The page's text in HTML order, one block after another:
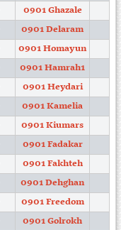
0901 Ghazale
0901 Delaram
0901 Homayun
0901 Hamrah1
0901 Heydari
0901 Kamelia
0901 Kiumars
0901 Fadakar
0901 Fakhteh
0901 Dehghan
0901 Freedom
0901 Golrokh